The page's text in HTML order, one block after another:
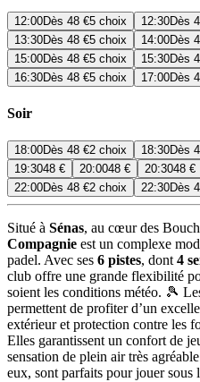
12:00Dès 48 €5 choix 12:30Dès
13:30Dès 48 €5 choix 14:00Dès
15:00Dès 48 €5 choix 15:30Dès
16:30Dès 48 €5 choix 17:00Dès
Soir
18:00Dès 48 €2 choix 18:30Dès
19:3048 € 20:0048 € 20:3048 €
22:00Dès 48 €2 choix 22:30Dès
Situé à Sénas, au cœur des
Compagnie est un complexe
padel. Avec ses 6 pistes, dont 4
club offre une grande flexibilité
soient les conditions météo. 🎾
permettent de profiter d’un
extérieur et protection contre les
Elles garantissent un confort de
sensation de plein air très
eux, sont parfaits pour jouer sous